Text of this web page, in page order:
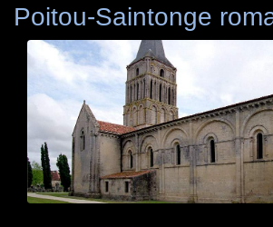
Poitou-Saintonge